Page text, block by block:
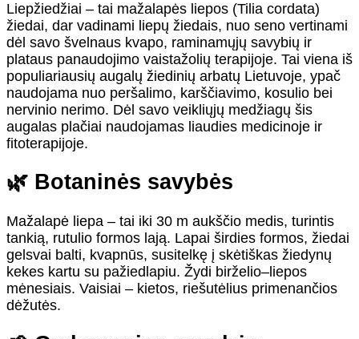
Liepžiedžiai – tai mažalapės liepos (Tilia cordata)
žiedai, dar vadinami liepų žiedais, nuo seno vertinami
dėl savo švelnaus kvapo, raminamųjų savybių ir
plataus panaudojimo vaistažolių terapijoje. Tai viena iš
populiariausių augalų žiedinių arbatų Lietuvoje, ypač
naudojama nuo peršalimo, karščiavimo, kosulio bei
nervinio nerimo. Dėl savo veikliųjų medžiagų šis
augalas plačiai naudojamas liaudies medicinoje ir
fitoterapijoje.
🌿 Botaninės savybės
Mažalapė liepa – tai iki 30 m aukščio medis, turintis
tankią, rutulio formos lają. Lapai širdies formos, žiedai
gelsvai balti, kvapnūs, susitelkę į skėtiškas žiedynų
kekes kartu su pažiedlapiu. Žydi birželio–liepos
mėnesiais. Vaisiai – kietos, riešutėlius primenančios
dėžutės.